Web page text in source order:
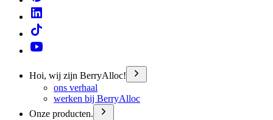
Hoi, wij zijn BerryAlloc!
ons verhaal
werken bij BerryAlloc
Onze producten.